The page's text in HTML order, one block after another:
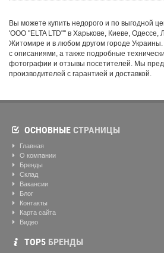
Вы можете купить недорого и по выгодной
'ООО "ELTA LTD"'' в Харькове, Киеве, Одессе,
Житомире и в любом другом городе
с описаниями, а также подробные
фотографии и отзывы посетителей. Мы
производителей с гарантией и доставкой.
ОСНОВНЫЕ СТРАНИЦЫ
Главная
О компании
Бренды
Склад
Вакансии
Блог
Контакты
Карта сайта
Видео
ТОР5 БРЕНДЫ